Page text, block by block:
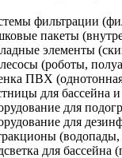
фильтрации
пакеты
элементы
(роботы,
ПВХ
для бассейна
для
для
(водопады,
для